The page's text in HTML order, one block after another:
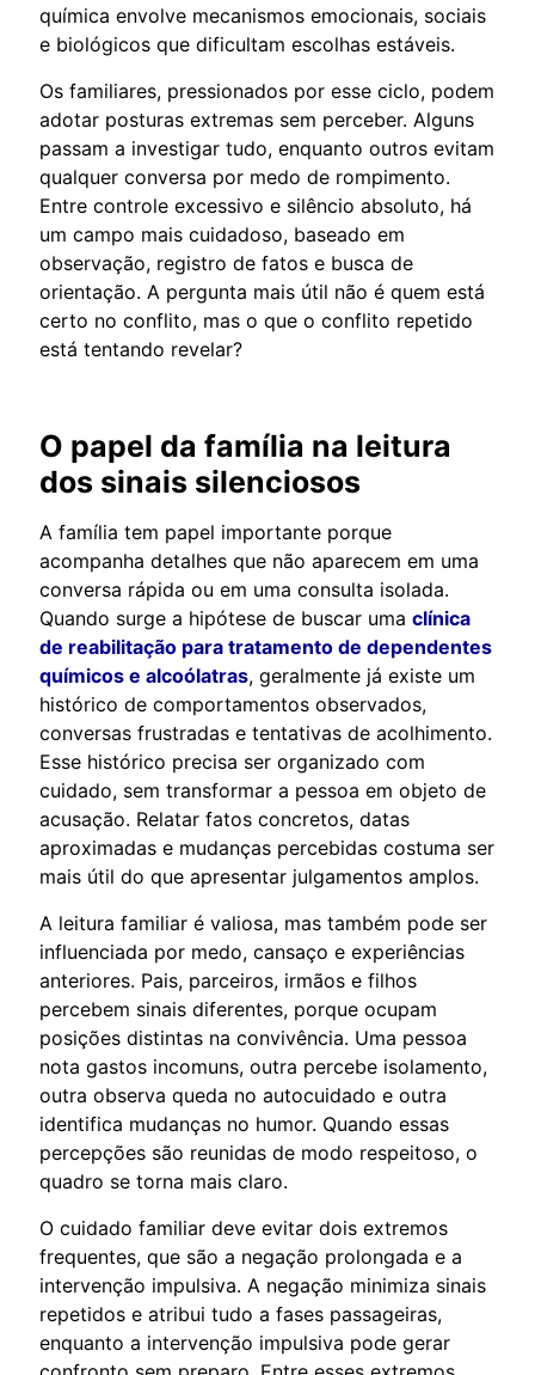
química envolve mecanismos emocionais, sociais
e biológicos que dificultam escolhas estáveis.
Os familiares, pressionados por esse ciclo, podem
adotar posturas extremas sem perceber. Alguns
passam a investigar tudo, enquanto outros evitam
qualquer conversa por medo de rompimento.
Entre controle excessivo e silêncio absoluto, há
um campo mais cuidadoso, baseado em
observação, registro de fatos e busca de
orientação. A pergunta mais útil não é quem está
certo no conflito, mas o que o conflito repetido
está tentando revelar?
O papel da família na leitura
dos sinais silenciosos
A família tem papel importante porque
acompanha detalhes que não aparecem em uma
conversa rápida ou em uma consulta isolada.
Quando surge a hipótese de buscar uma clínica
de reabilitação para tratamento de dependentes
químicos e alcoólatras, geralmente já existe um
histórico de comportamentos observados,
conversas frustradas e tentativas de acolhimento.
Esse histórico precisa ser organizado com
cuidado, sem transformar a pessoa em objeto de
acusação. Relatar fatos concretos, datas
aproximadas e mudanças percebidas costuma ser
mais útil do que apresentar julgamentos amplos.
A leitura familiar é valiosa, mas também pode ser
influenciada por medo, cansaço e experiências
anteriores. Pais, parceiros, irmãos e filhos
percebem sinais diferentes, porque ocupam
posições distintas na convivência. Uma pessoa
nota gastos incomuns, outra percebe isolamento,
outra observa queda no autocuidado e outra
identifica mudanças no humor. Quando essas
percepções são reunidas de modo respeitoso, o
quadro se torna mais claro.
O cuidado familiar deve evitar dois extremos
frequentes, que são a negação prolongada e a
intervenção impulsiva. A negação minimiza sinais
repetidos e atribui tudo a fases passageiras,
enquanto a intervenção impulsiva pode gerar